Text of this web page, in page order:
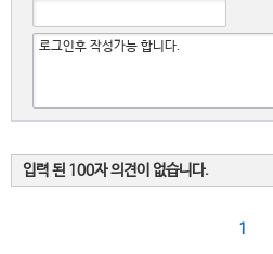
입력 된 100자 의견이 없습니다.
1